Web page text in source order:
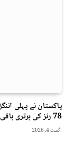
78 رنز کی برتری باقی
اگست 4, 2026